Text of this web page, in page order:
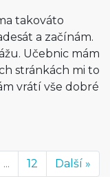
takováto
a začínám.
Učebnic mám
stránkách mi to
vrátí vše dobré
... 12 Další »